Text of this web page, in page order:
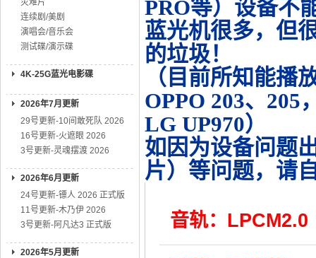
灾难片
连续剧/美剧
演唱会/音乐会
测试碟/演示碟
4K-25G蓝光电影碟
2026年7月更新
29号更新-10间敢死队 2026
16号更新-火遮眼 2026
3号更新-灵魂摆渡 2026
2026年6月更新
24号更新-镖人 2026 正式版
11号更新-木乃伊 2026
3号更新-阿凡达3 正式版
2026年5月更新
PRO等）设备不
蓝光机很多，但
的垃圾！
（目前所知能播
OPPO 203、205
LG UP970）
如因为设备问题
片）等问题，请
音轨：LPCM2.0